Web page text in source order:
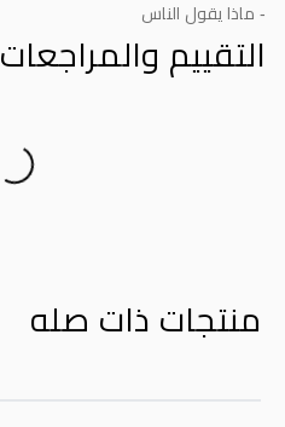
- ماذا يقول الناس
التقييم والمراجعات
منتجات ذات صله